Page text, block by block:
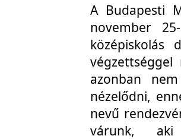
A Budapesti
november
középiskolás
azonban
nézelődni,
nevű
várunk, aki